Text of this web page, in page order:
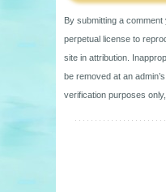
By submitting a
perpetual license to
site in attribution.
be removed at an
verification purposes